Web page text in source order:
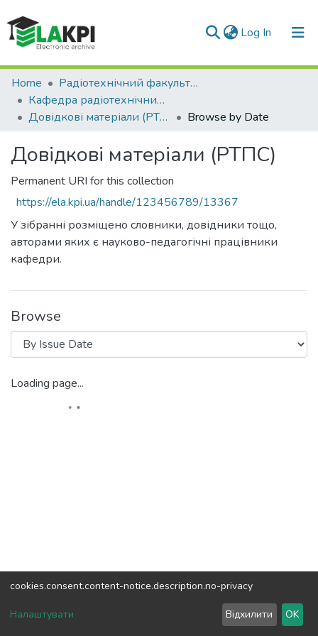
Log In (current)
Communities & Collections
All of DSpace
Home
Радіотехнічний факультет (РТФ)
Кафедра радіотехнічних пристроїв та систем (РТПС)
Довідкові матеріали (РТПС)
Browse by Date
Довідкові матеріали (РТПС)
Permanent URI for this collection
https://ela.kpi.ua/handle/123456789/13367
У зібранні розміщено словники, довідники тощо,
авторами яких є науково-педагогічні працівники
кафедри.
Browse
Loading page...
DSpace software copyright © 2002-2026LYRASIS
Send Feedback
cookies.consent.content-notice.description.no-privacy
Налаштувати Відхилити OK